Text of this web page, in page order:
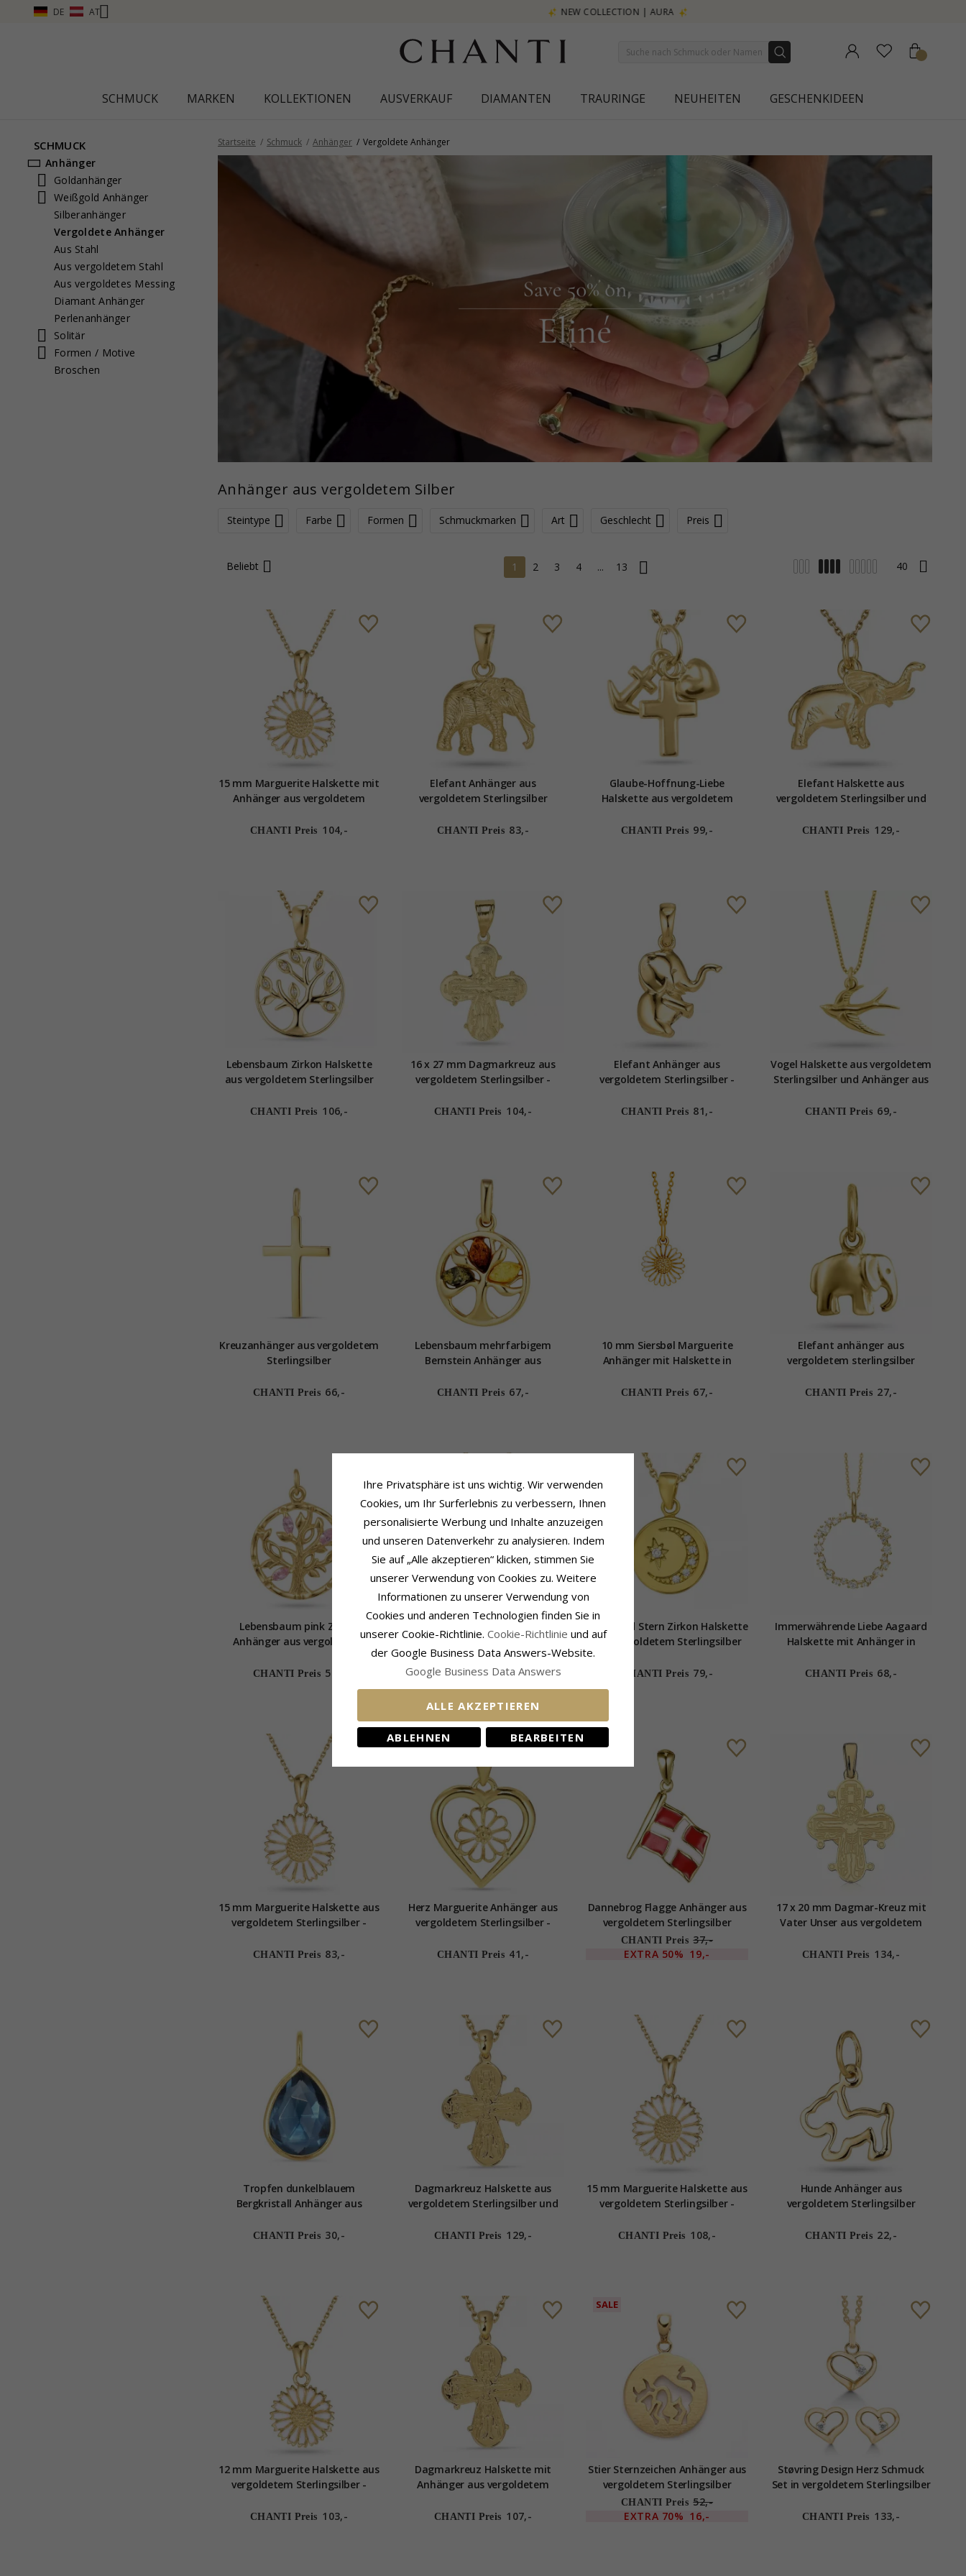
DE AT
SCHMUCK MARKEN KOLLEKTIONEN AUSVERKAUF DIAMANTEN TRAURINGE NEUHEITEN GESCHENKIDEEN
SCHMUCK
Anhänger
Goldanhänger
Weißgold Anhänger
Silberanhänger
Vergoldete Anhänger
Aus Stahl
Aus vergoldetem Stahl
Aus vergoldetes Messing
Diamant Anhänger
Perlenanhänger
Solitär
Formen / Motive
Broschen
Startseite Schmuck Anhänger Vergoldete Anhänger
Anhänger aus vergoldetem Silber
Steintype Farbe Formen Schmuckmarken Art Geschlecht Preis
Beliebt 1 2 3 4 ... 13
15 mm Marguerite Halskette mit
Anhänger aus vergoldetem
CHANTI Preis 104,-
Elefant Anhänger aus
vergoldetem Sterlingsilber
CHANTI Preis 83,-
Glaube-Hoffnung-Liebe
Halskette aus vergoldetem
vergoldetem Sterlingsilber
CHANTI Preis 99,-
Elefant Halskette aus
vergoldetem Sterlingsilber und
Sterlingsilber
CHANTI Preis 129,-
Lebensbaum Zirkon Halskette
aus vergoldetem Sterlingsilber
Sterlingsilber
CHANTI Preis 106,-
16 x 27 mm Dagmarkreuz aus
vergoldetem Sterlingsilber -
CHANTI Preis 104,-
Elefant Anhänger aus
vergoldetem Sterlingsilber -
CHANTI Preis 81,-
Vogel Halskette aus vergoldetem
Sterlingsilber und Anhänger aus
CHANTI Preis 69,-
Kreuzanhänger aus vergoldetem
Sterlingsilber
CHANTI Preis 66,-
Lebensbaum mehrfarbigem
Bernstein Anhänger aus
CHANTI Preis 67,-
10 mm Siersbøl Marguerite
Anhänger mit Halskette in
weißem Zirkon
CHANTI Preis 67,-
Elefant anhänger aus
vergoldetem sterlingsilber
CHANTI Preis 27,-
Lebensbaum pink Zirkon
Anhänger aus vergoldetem
CHANTI Preis 50,-
Herz infinity Anhänger mit
Halskette aus vergoldetem
Sterlingsilber
CHANTI Preis 108,-
Mond und Stern Zirkon Halskette
aus vergoldetem Sterlingsilber
und Anhänger aus vergoldetem
Sterlingsilber
CHANTI Preis 79,-
Immerwährende Liebe Aagaard
Halskette mit Anhänger in
CHANTI Preis 68,-
15 mm Marguerite Halskette aus
vergoldetem Sterlingsilber -
CHANTI Preis 83,-
Herz Marguerite Anhänger aus
vergoldetem Sterlingsilber -
CHANTI Preis 41,-
Dannebrog Flagge Anhänger aus
vergoldetem Sterlingsilber
CHANTI Preis 37,-
EXTRA 50% 19,-
17 x 20 mm Dagmar-Kreuz mit
Vater Unser aus vergoldetem
CHANTI Preis 134,-
Tropfen dunkelblauem
Bergkristall Anhänger aus
Loom Stones
CHANTI Preis 30,-
Dagmarkreuz Halskette aus
vergoldetem Sterlingsilber und
Sterlingsilber
CHANTI Preis 129,-
15 mm Marguerite Halskette aus
vergoldetem Sterlingsilber -
CHANTI Preis 108,-
Hunde Anhänger aus
vergoldetem Sterlingsilber
CHANTI Preis 22,-
12 mm Marguerite Halskette aus
vergoldetem Sterlingsilber -
CHANTI Preis 103,-
Dagmarkreuz Halskette mit
Anhänger aus vergoldetem
CHANTI Preis 107,-
SALE
Stier Sternzeichen Anhänger aus
vergoldetem Sterlingsilber
CHANTI Preis 52,-
EXTRA 70% 16,-
Støvring Design Herz Schmuck
Set in vergoldetem Sterlingsilber
CHANTI Preis 133,-
Ihre Privatsphäre ist uns wichtig. Wir verwenden
Cookies, um Ihr Surferlebnis zu verbessern, Ihnen
personalisierte Werbung und Inhalte anzuzeigen
und unseren Datenverkehr zu analysieren. Indem
Sie auf „Alle akzeptieren“ klicken, stimmen Sie
unserer Verwendung von Cookies zu. Weitere
Informationen zu unserer Verwendung von
Cookies und anderen Technologien finden Sie in
unserer Cookie-Richtlinie. Cookie-Richtlinie und auf
der Google Business Data Answers-Website.
Google Business Data Answers
ALLE AKZEPTIEREN
ABLEHNEN BEARBEITEN